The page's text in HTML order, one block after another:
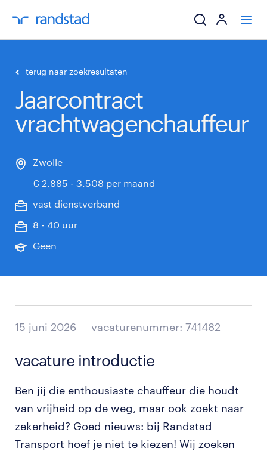
mijn carrière
terug naar zoekresultaten
Jaarcontract
vrachtwagenchauffeur
Zwolle
€ 2.885 - 3.508 per maand
vast dienstverband
8 - 40 uur
Geen
15 juni 2026 vacaturenummer: 741482
vacature introductie
Ben jij die enthousiaste chauffeur die houdt
van vrijheid op de weg, maar ook zoekt naar
zekerheid? Goed nieuws: bij Randstad
Transport hoef je niet te kiezen! Wij zoeken